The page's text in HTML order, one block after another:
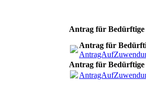
Antrag für Bedürftige
Antrag für
Antrag für Bedürftige